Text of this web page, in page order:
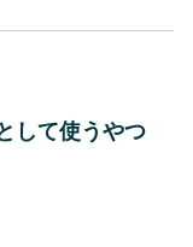
して使うやつ